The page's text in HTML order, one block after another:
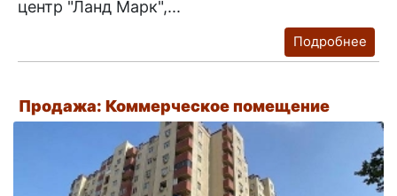
центр "Ланд Марк",...
Подробнее
Продажа: Коммерческое помещение